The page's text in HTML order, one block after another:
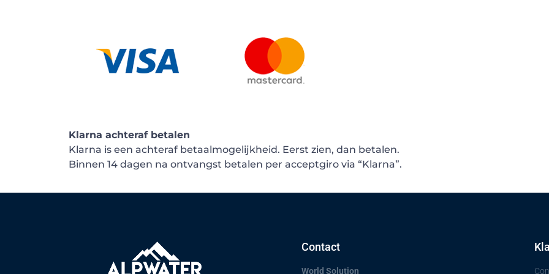
Klarna achteraf betalen
Klarna is een achteraf betaalmogelijkheid. Eerst zien, dan betalen.
Binnen 14 dagen na ontvangst betalen per acceptgiro via “Klarna”.
Contact
World Solution